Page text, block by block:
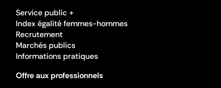
Service public +
Index égalité femmes-hommes
Recrutement
Marchés publics
Informations pratiques
Offre aux professionnels